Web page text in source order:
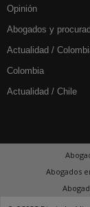
Opinión
Abogados y
Actualidad /
Colombia
Actualidad / Chile
Abogados